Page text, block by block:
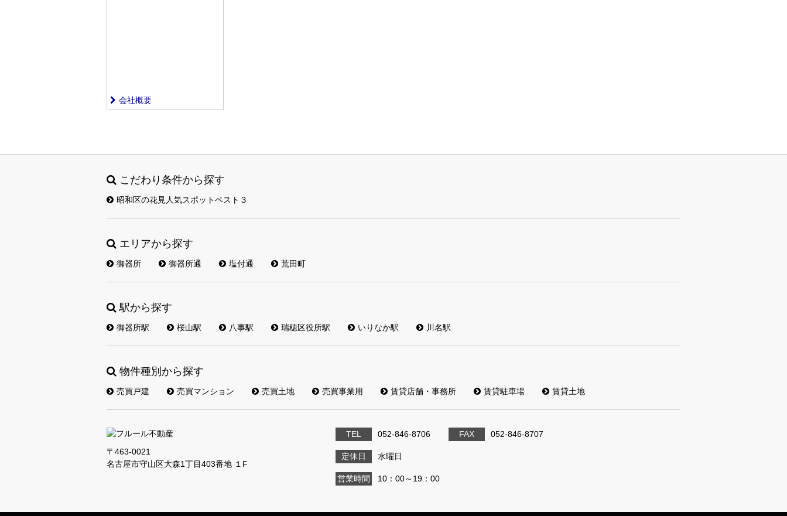
会社概要
こだわり条件から探す
昭和区の花見人気スポットベスト３
エリアから探す
御器所 御器所通 塩付通 荒田町
駅から探す
御器所駅 桜山駅 八事駅 瑞穂区役所駅 いりなか駅 川名駅
物件種別から探す
売買戸建 売買マンション 売買土地 売買事業用 賃貸店舗・事務所 賃貸駐車場 賃貸土地
〒463-0021
名古屋市守山区大森1丁目403番地 １F
TEL 052-846-8706 FAX 052-846-8707
定休日 水曜日
営業時間 10：00～19：00